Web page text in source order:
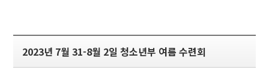
2023년 7월 31-8월 2일 청소년부 여름 수련회